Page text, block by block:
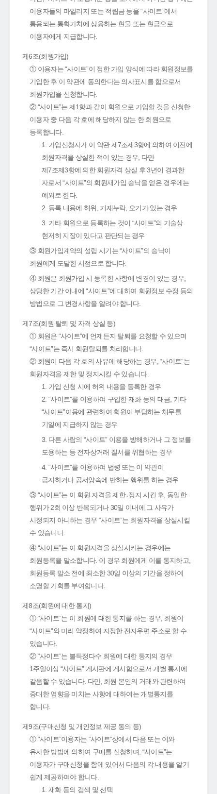
이용자들의 마일리지 또는 적립금 등을 “사이트”에서
통용되는 통화가치에 상응하는 현물 또는 현금으로
이용자에게 지급합니다.
제6조(회원가입)
① 이용자는 “사이트”이 정한 가입 양식에 따라 회원정보를
기입한 후 이 약관에 동의한다는 의사표시를 함으로서
회원가입을 신청합니다.
② “사이트”는 제1항과 같이 회원으로 가입할 것을 신청한
이용자 중 다음 각 호에 해당하지 않는 한 회원으로
등록합니다.
1. 가입신청자가 이 약관 제7조제3항에 의하여 이전에
회원자격을 상실한 적이 있는 경우, 다만
제7조제3항에 의한 회원자격 상실 후 3년이 경과한
자로서 “사이트”의 회원재가입 승낙을 얻은 경우에는
예외로 한다.
2. 등록 내용에 허위, 기재누락, 오기가 있는 경우
3. 기타 회원으로 등록하는 것이 “사이트”의 기술상
현저히 지장이 있다고 판단되는 경우
③ 회원가입계약의 성립 시기는 “사이트”의 승낙이
회원에게 도달한 시점으로 합니다.
④ 회원은 회원가입 시 등록한 사항에 변경이 있는 경우,
상당한 기간 이내에 “사이트”에 대하여 회원정보 수정 등의
방법으로 그 변경사항을 알려야 합니다.
제7조(회원 탈퇴 및 자격 상실 등)
① 회원은 “사이트”에 언제든지 탈퇴를 요청할 수 있으며
“사이트”는 즉시 회원탈퇴를 처리합니다.
② 회원이 다음 각 호의 사유에 해당하는 경우, “사이트”는
회원자격을 제한 및 정지시킬 수 있습니다.
1. 가입 신청 시에 허위 내용을 등록한 경우
2. “사이트”를 이용하여 구입한 재화 등의 대금, 기타
“사이트”이용에 관련하여 회원이 부담하는 채무를
기일에 지급하지 않는 경우
3. 다른 사람의 “사이트” 이용을 방해하거나 그 정보를
도용하는 등 전자상거래 질서를 위협하는 경우
4. “사이트”를 이용하여 법령 또는 이 약관이
금지하거나 공서양속에 반하는 행위를 하는 경우
③ “사이트”는 이 회원 자격을 제한․정지 시킨 후, 동일한
행위가 2회 이상 반복되거나 30일 이내에 그 사유가
시정되지 아니하는 경우 “사이트”는 회원자격을 상실시킬
수 있습니다.
④ “사이트”는 이 회원자격을 상실시키는 경우에는
회원등록을 말소합니다. 이 경우 회원에게 이를 통지하고,
회원등록 말소 전에 최소한 30일 이상의 기간을 정하여
소명할 기회를 부여합니다.
제8조(회원에 대한 통지)
① “사이트”는 이 회원에 대한 통지를 하는 경우, 회원이
“사이트”와 미리 약정하여 지정한 전자우편 주소로 할 수
있습니다.
② “사이트”는 불특정다수 회원에 대한 통지의 경우
1주일이상 “사이트” 게시판에 게시함으로서 개별 통지에
갈음할 수 있습니다. 다만, 회원 본인의 거래와 관련하여
중대한 영향을 미치는 사항에 대하여는 개별통지를
합니다.
제9조(구매신청 및 개인정보 제공 동의 등)
① “사이트”이용자는 “사이트”상에서 다음 또는 이와
유사한 방법에 의하여 구매를 신청하며, “사이트”는
이용자가 구매신청을 함에 있어서 다음의 각 내용을 알기
쉽게 제공하여야 합니다.
1. 재화 등의 검색 및 선택